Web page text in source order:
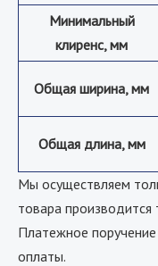
Минимальный
клиренс, мм
Общая ширина, мм
Общая длина, мм
Мы осуществляем
товара
Платежное
оплаты.